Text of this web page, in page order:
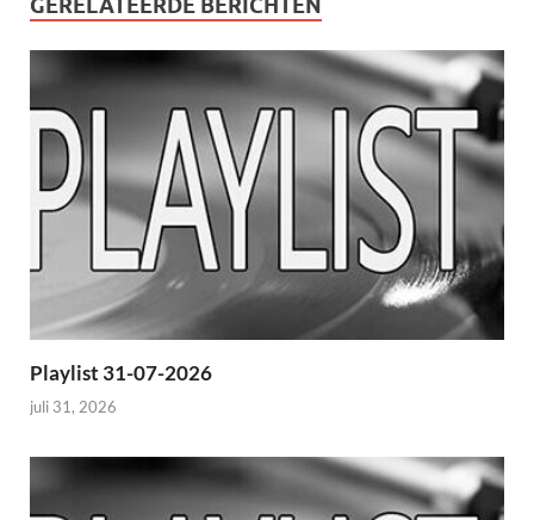
GERELATEERDE BERICHTEN
Playlist 31-07-2026
juli 31, 2026